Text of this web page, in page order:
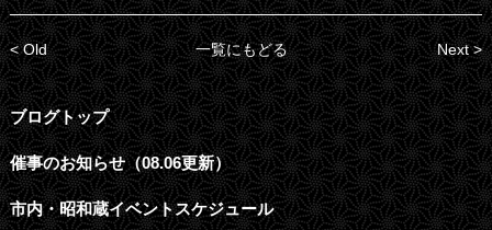
< Old 一覧にもどる Next >
ブログトップ
催事のお知らせ（08.06更新）
市内・昭和蔵イベントスケジュール